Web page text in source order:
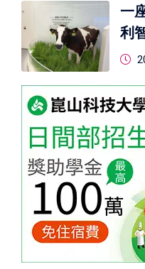
一
利